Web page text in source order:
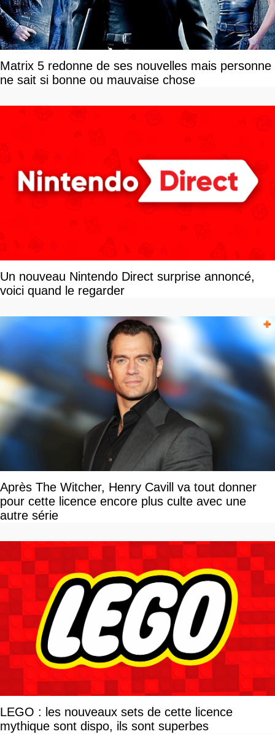
Matrix 5 redonne de ses nouvelles mais personne
ne sait si bonne ou mauvaise chose
Un nouveau Nintendo Direct surprise annoncé,
voici quand le regarder
Après The Witcher, Henry Cavill va tout donner
pour cette licence encore plus culte avec une
autre série
LEGO : les nouveaux sets de cette licence
mythique sont dispo, ils sont superbes